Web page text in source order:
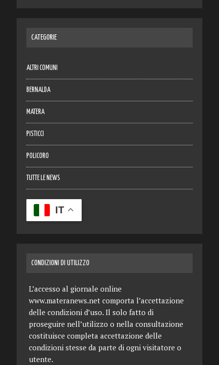
CATEGORIE
ALTRI COMUNI
BERNALDA
MATERA
PISTICCI
POLICORO
TUTTE LE NEWS
IT
CONDIZIONI DI UTILIZZO
L’accesso al giornale online
www.materanews.net comporta l’accettazione
delle condizioni d’uso. Il solo fatto di
proseguire nell’utilizzo o nella consultazione
costituisce completa accettazione delle
condizioni stesse da parte di ogni visitatore o
utente.